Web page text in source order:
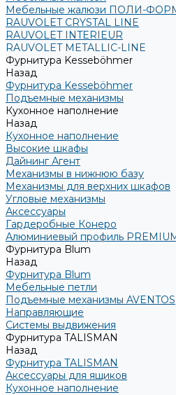
Мебельные жалюзи ПОЛИ-
RAUVOLET CRYSTAL LINE
RAUVOLET INTERIEUR
RAUVOLET METALLIC-LINE
Фурнитура Kesseböhmer
Назад
Фурнитура Kesseböhmer
Подъемные механизмы
Кухонное наполнение
Назад
Кухонное наполнение
Высокие шкафы
Дайнинг Агент
Механизмы в нижнюю базу
Механизмы для верхних шкафов
Угловые механизмы
Аксессуары
Гардеробные Конеро
Алюминиевый профиль
Фурнитура Blum
Назад
Фурнитура Blum
Мебельные петли
Подъемные механизмы AVENTOS
Направляющие
Системы выдвижения
Фурнитура TALISMAN
Назад
Фурнитура TALISMAN
Аксессуары для ящиков
Кухонное наполнение